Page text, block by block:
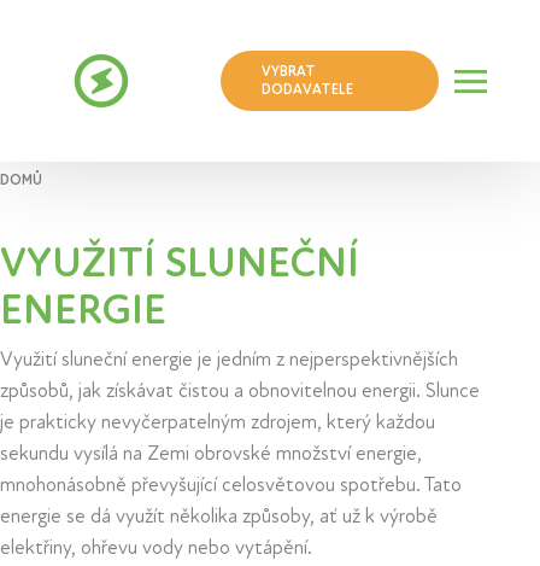
VYBRAT
DODAVATELE
DOMŮ
VYUŽITÍ SLUNEČNÍ
ENERGIE
Využití sluneční energie je jedním z nejperspektivnějších
způsobů, jak získávat čistou a obnovitelnou energii. Slunce
je prakticky nevyčerpatelným zdrojem, který každou
sekundu vysílá na Zemi obrovské množství energie,
mnohonásobně převyšující celosvětovou spotřebu. Tato
energie se dá využít několika způsoby, ať už k výrobě
elektřiny, ohřevu vody nebo vytápění.